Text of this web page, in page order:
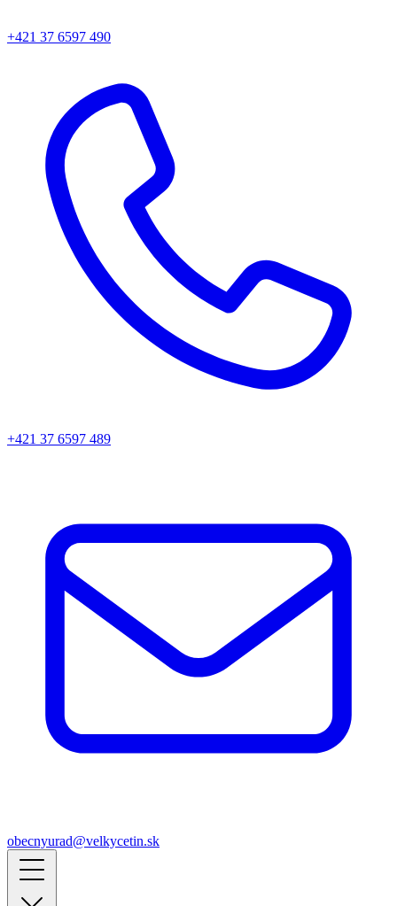
+421 37 6597 490
+421 37 6597 489
obecnyurad@velkycetin.sk